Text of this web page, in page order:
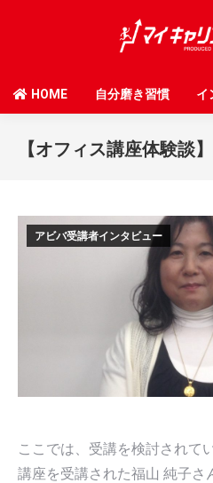
HOME 自分磨き習慣 イ
【オフィス講座体験談
アビバ受講者インタビュー
ここでは、受講を検討されて
講座を受講された福山 純子さ